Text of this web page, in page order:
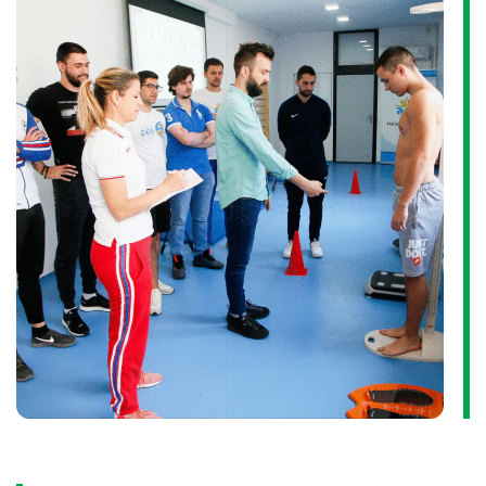
Prekomerna količina masnog tkiva predstavlja ozbiljan
zdravstveni rizik. Bolesti srca, visok krvni pritisak,
dijabetes, i druge bolesti, povezane su sa gojaznošću.
Povećanje telesne mase u određenim sportskim
disciplinama može prestavljati ograničavajući faktor u
ostvarivanju sportskog rezultata, i može opteretiti
zglobove i koštani sistem vežbača. Takođe, u određenim
okolnostima poželjno je povećati masu mišića zbog
potrebe za ispoljavanjem veće sile i snage.
Utvrđivanje sastava tela vrši se pomoću InBody
bioelektrične impedance.